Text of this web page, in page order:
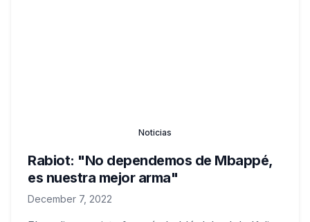
Noticias
Rabiot: "No dependemos de Mbappé,
es nuestra mejor arma"
December 7, 2022